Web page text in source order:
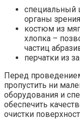
специальный
органы
костюм из
хлопка –
частиц
перчатки из
Перед
пропустить ни
оборудования и
обеспечить
очистки